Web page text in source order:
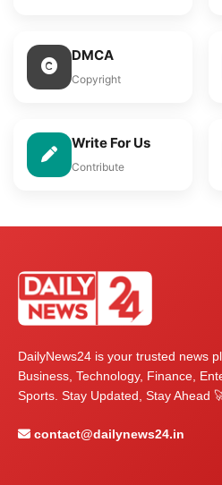
DMCA
Copyright
Write For Us
Contribute
DailyNews24 is your trusted news
Business, Technology, Finance,
Sports. Stay Updated, Stay Ahead
contact@dailynews24.in